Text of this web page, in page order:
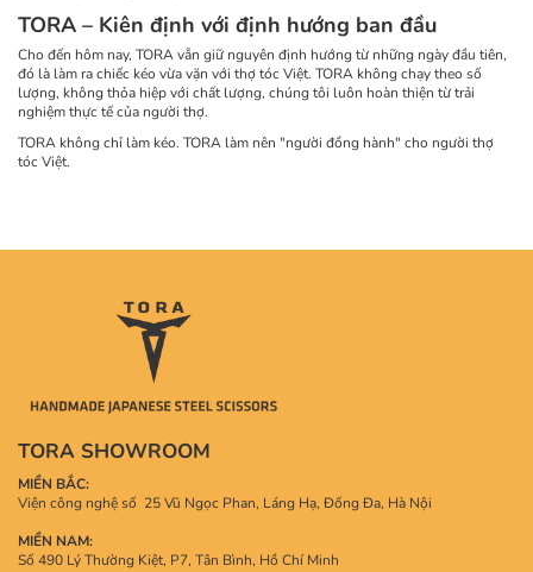
TORA – Kiên định với định hướng ban đầu
Cho đến hôm nay, TORA vẫn giữ nguyên định hướng từ những ngày đầu tiên,
đó là làm ra chiếc kéo vừa vặn với thợ tóc Việt. TORA không chạy theo số
lượng, không thỏa hiệp với chất lượng, chúng tôi luôn hoàn thiện từ trải
nghiệm thực tế của người thợ.
TORA không chỉ làm kéo. TORA làm nên "người đồng hành" cho người thợ
tóc Việt.
TORA SHOWROOM
MIỀN BẮC:
Viện công nghệ số 25 Vũ Ngọc Phan, Láng Hạ, Đống Đa, Hà Nội
MIỀN NAM:
Số 490 Lý Thường Kiệt, P7, Tân Bình, Hồ Chí Minh